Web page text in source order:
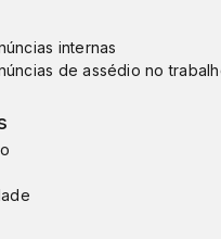
internas
de assédio no